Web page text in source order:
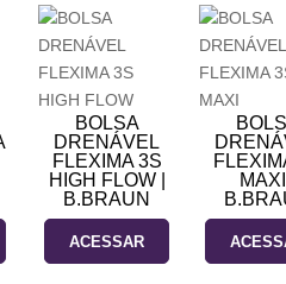
BOLSA
DRENÁVEL
FLEXIMA 3S
HIGH FLOW |
B.BRAUN
ACESSAR
MAXI |